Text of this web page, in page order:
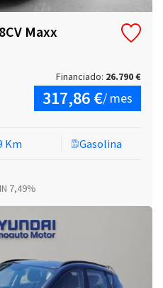
Maxx
Km Gasolina
7,49%
Financiado: 26.790 €
317,86 €/ mes